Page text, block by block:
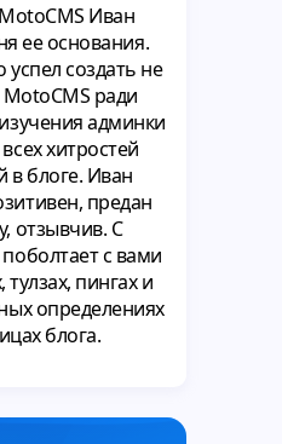
Иван
ее основания.
успел создать не
ради
админки
хитростей
в блоге. Иван
предан
отзывчив. С
с вами
пингах и
определениях
блога.